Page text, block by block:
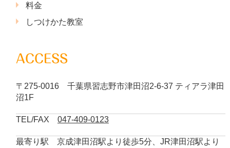
料金
しつけかた教室
ACCESS
〒275-0016 千葉県習志野市津田沼2-6-37 ティアラ津田
沼1F
TEL/FAX 047-409-0123
最寄り駅 京成津田沼駅より徒歩5分、JR津田沼駅より